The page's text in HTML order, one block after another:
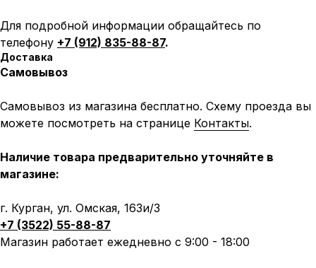
Для подробной информации обращайтесь по
телефону +7 (912) 835-88-87.
Доставка
Самовывоз
Самовывоз из магазина бесплатно. Схему проезда вы
можете посмотреть на странице Контакты.
Наличие товара предварительно уточняйте в
магазине:
г. Курган, ул. Омская, 163и/3
+7 (3522) 55-88-87
Магазин работает ежедневно с 9:00 - 18:00
Вся представленная информация носит
информационный характер и ни при каких условиях не
является публичной офертой, определяемой